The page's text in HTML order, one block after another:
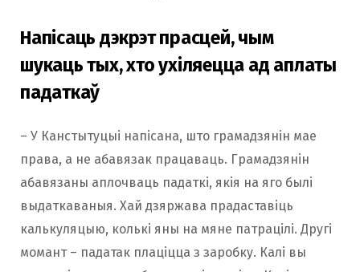
Напісаць дэкрэт прасцей, чым
шукаць тых, хто ухіляецца ад аплаты
падаткаў
– У Канстытуцыі напісана, што грамадзянін мае
права, а не абавязак працаваць. Грамадзянін
абавязаны аплочваць падаткі, якія на яго былі
выдаткаваныя. Хай дзяржава прадаставіць
калькуляцыю, колькі яны на мяне патрацілі. Другі
момант – падатак плаціцца з заробку. Калі вы